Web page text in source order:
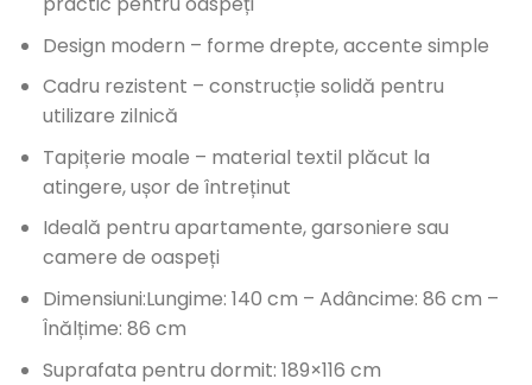
Design modern – forme drepte, accente simple
Cadru rezistent – construcție solidă pentru
utilizare zilnică
Tapițerie moale – material textil plăcut la
atingere, ușor de întreținut
Ideală pentru apartamente, garsoniere sau
camere de oaspeți
Dimensiuni:Lungime: 140 cm – Adâncime: 86 cm –
Înălțime: 86 cm
Suprafata pentru dormit: 189×116 cm